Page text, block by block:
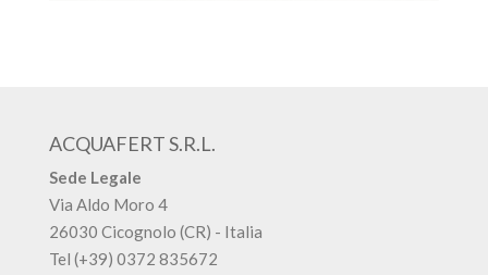
ACQUAFERT S.R.L.
Sede Legale
Via Aldo Moro 4
26030 Cicognolo (CR) - Italia
Tel (+39) 0372 835672